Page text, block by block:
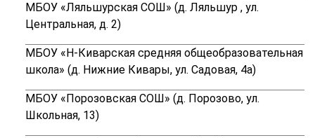
МБОУ «Ляльшурская СОШ» (д. Ляльшур , ул.
Центральная, д. 2)
МБОУ «Н-Киварская средняя общеобразовательная
школа» (д. Нижние Кивары, ул. Садовая, 4а)
МБОУ «Порозовская СОШ» (д. Порозово, ул.
Школьная, 13)